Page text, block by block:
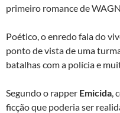
primeiro romance de
Poético, o enredo fala do
ponto de vista de uma
batalhas com a polícia e
Segundo o rapper Emicida,
ficção que poderia ser